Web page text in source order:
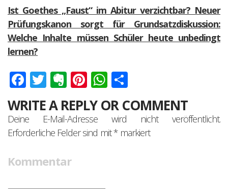
Ist Goethes „Faust“ im Abitur verzichtbar? Neuer
Prüfungskanon sorgt für Grundsatzdiskussion:
Welche Inhalte müssen Schüler heute unbedingt
lernen?
Facebook
Twitter
Evernote
Pinterest
WhatsApp
WRITE A REPLY OR COMMENT
Deine E-Mail-Adresse wird nicht veröffentlicht.
Erforderliche Felder sind mit*markiert
Kommentar